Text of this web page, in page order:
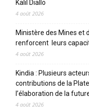
Kalil Diallo
4 août 2026
Ministère des Mines et
renforcent leurs
4 août 2026
Kindia : Plusieurs
contributions de la
l’élaboration de la
4 août 2026